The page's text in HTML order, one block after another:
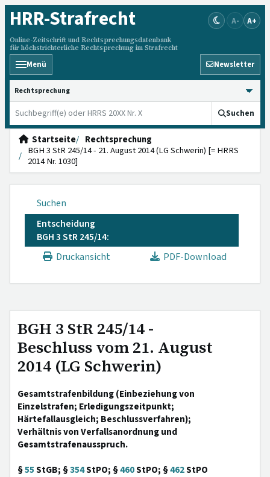
HRR-Strafrecht
Online-Zeitschrift und Rechtsprechungsdatenbank
für höchstrichterliche Rechtsprechung im Strafrecht
A- A+
Menü Newsletter
HRRS durchsuchen
Suchen
Startseite
Rechtsprechung
BGH 3 StR 245/14 - 21. August 2014 (LG Schwerin) [= HRRS
2014 Nr. 1030]
Suchen
Entscheidung
BGH 3 StR 245/14:
Druckansicht
PDF-Download
BGH 3 StR 245/14 -
Beschluss vom 21. August
2014 (LG Schwerin)
Gesamtstrafenbildung (Einbeziehung von
Einzelstrafen; Erledigungszeitpunkt;
Härtefallausgleich; Beschlussverfahren);
Verhältnis von Verfallsanordnung und
Gesamtstrafenausspruch.
§55StGB; §354StPO; §460StPO; §462StPO